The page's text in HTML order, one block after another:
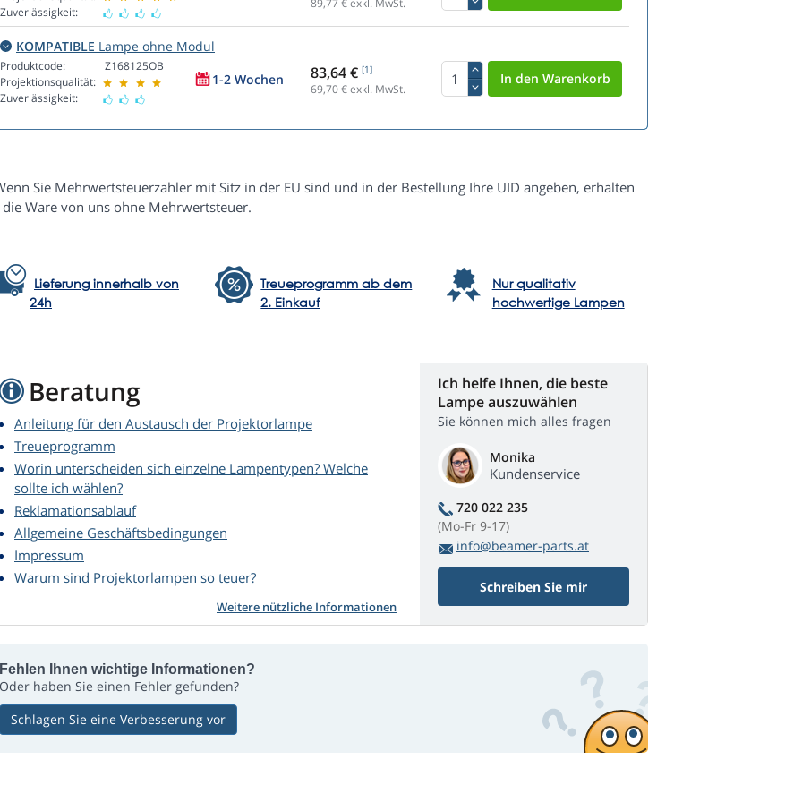
Zuverlässigkeit:
KOMPATIBLE Lampe ohne Modul
Produktcode:
Projektionsqualität:
Zuverlässigkeit:
Z168125OB
1-2 Wochen 83,64 € [1]
69,70€ exkl. MwSt.
Sie Mehrwertsteuerzahler mit Sitz in der EU sind und in der Bestellung Ihre UID angeben, erhalten
die Ware von uns ohne Mehrwertsteuer.
Lieferung innerhalb von
24h
Treueprogramm ab dem
2. Einkauf
Nur qualitativ
hochwertige Lampen
Beratung
Anleitung für den Austausch der Projektorlampe
Treueprogramm
Worin unterscheiden sich einzelne Lampentypen? Welche
sollte ich wählen?
Reklamationsablauf
Allgemeine Geschäftsbedingungen
Impressum
Warum sind Projektorlampen so teuer?
Weitere nützliche Informationen
Ich helfe Ihnen, die beste
Lampe auszuwählen
Sie können mich alles fragen
Monika
Kundenservice
720 022 235
(Mo-Fr 9-17)
info@beamer-parts.at
Schreiben Sie mir
Fehlen Ihnen wichtige Informationen?
Oder haben Sie einen Fehler gefunden?
Schlagen Sie eine Verbesserung vor